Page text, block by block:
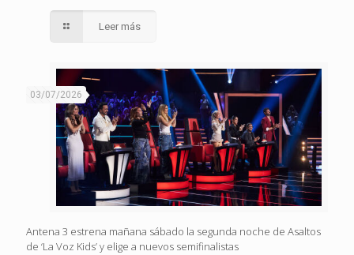
Leer más
03/07/2026
Antena 3 estrena mañana sábado la segunda noche de Asaltos
de ‘La Voz Kids’ y elige a nuevos semifinalistas